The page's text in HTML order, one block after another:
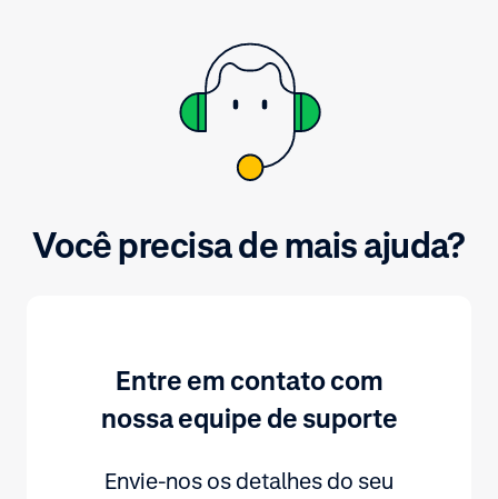
Você precisa de mais ajuda?
Entre em contato com
nossa equipe de suporte
Envie-nos os detalhes do seu